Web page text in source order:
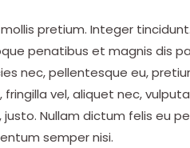
pretium. Integer
penatibus et magnis dis
nec, pellentesque eu,
vel, aliquet nec,
Nullam dictum felis eu
semper nisi.